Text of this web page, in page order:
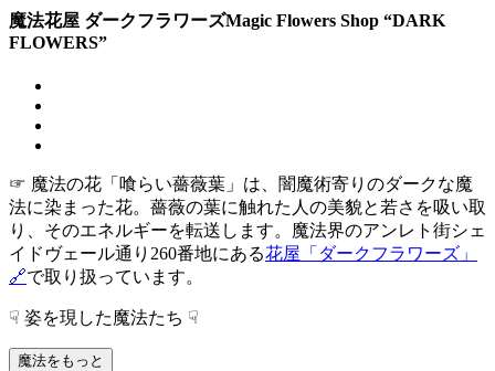
魔法花屋 ダークフラワーズMagic Flowers Shop “DARK
FLOWERS”
☞ 魔法の花「喰らい薔薇葉」は、闇魔術寄りのダークな魔
法に染まった花。薔薇の葉に触れた人の美貌と若さを吸い取
り、そのエネルギーを転送します。魔法界のアンレト街シェ
イドヴェール通り260番地にある花屋「ダークフラワーズ」
🔗で取り扱っています。
☟ 姿を現した魔法たち ☟
魔法をもっと